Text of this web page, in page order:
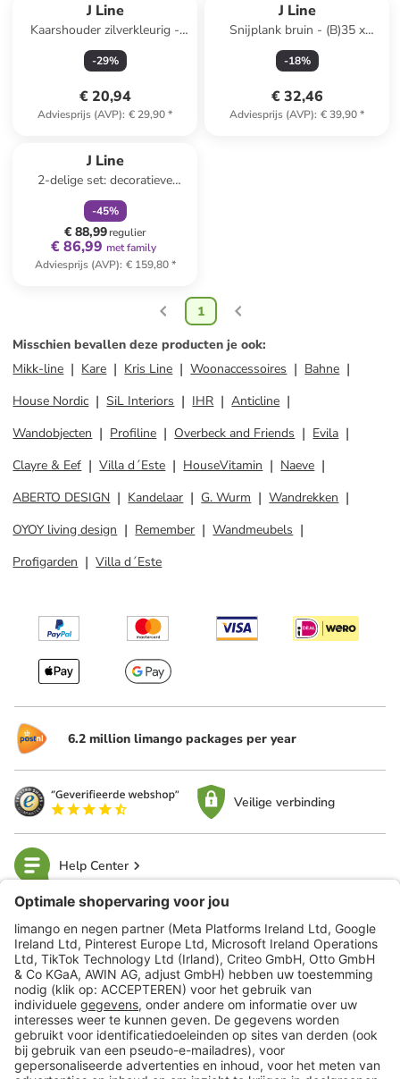
J Line
Kaarshouder zilverkleurig -
(H)31,5 x Ø 10,5 cm
-29%
€ 20,94
Adviesprijs (AVP): € 29,90*
J Line
Snijplank bruin - (B)35 x
(H)35 cm
-18%
€ 32,46
Adviesprijs (AVP): € 39,90*
J Line
2-delige set: decoratieve
objecten "Weihnachtsbaum"
beige - (H)58 x Ø 23 cm
-45%
€ 88,99regulier
€ 86,99 met family
Adviesprijs (AVP): € 159,80*
1
Misschien bevallen deze producten je ook:
Mikk-line
Kare Kris Line Woonaccessoires
Bahne
House Nordic
SiL Interiors IHR
Anticline
Wandobjecten
Profiline Overbeck and Friends
Evila
Clayre & Eef
Villa d´Este HouseVitamin
Naeve
ABERTO DESIGN
Kandelaar G. Wurm
Wandrekken
OYOY living design
Remember
Wandmeubels
Profigarden
Villa d´Este
6.2 million limango packages per year
Veilige verbinding
Help Center
limango
Veilig winkelen
Klantenservice
Shop